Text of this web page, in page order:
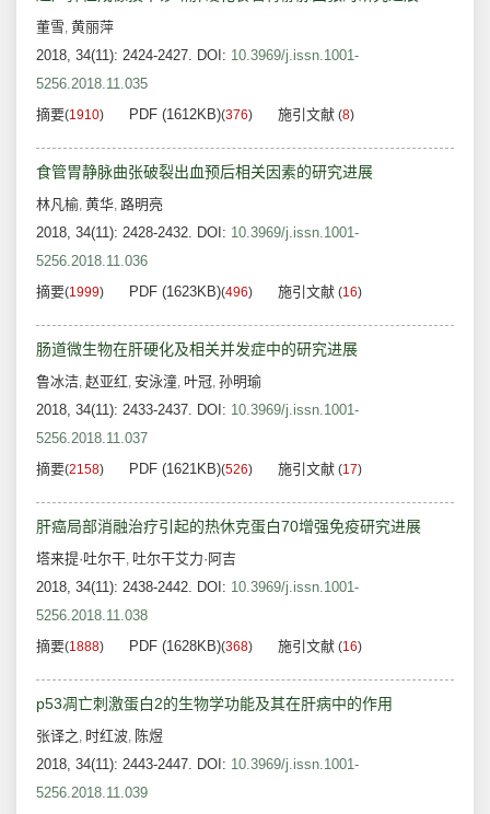
董雪, 黄丽萍
2018, 34(11): 2424-2427. DOI: 10.3969/j.issn.1001-
5256.2018.11.035
摘要(1910) PDF (1612KB)(376) 施引文献 (8)
食管胃静脉曲张破裂出血预后相关因素的研究进展
林凡榆, 黄华, 路明亮
2018, 34(11): 2428-2432. DOI: 10.3969/j.issn.1001-
5256.2018.11.036
摘要(1999) PDF (1623KB)(496) 施引文献 (16)
肠道微生物在肝硬化及相关并发症中的研究进展
鲁冰洁, 赵亚红, 安泳潼, 叶冠, 孙明瑜
2018, 34(11): 2433-2437. DOI: 10.3969/j.issn.1001-
5256.2018.11.037
摘要(2158) PDF (1621KB)(526) 施引文献 (17)
肝癌局部消融治疗引起的热休克蛋白70增强免疫研究进展
塔来提·吐尔干, 吐尔干艾力·阿吉
2018, 34(11): 2438-2442. DOI: 10.3969/j.issn.1001-
5256.2018.11.038
摘要(1888) PDF (1628KB)(368) 施引文献 (16)
p53凋亡刺激蛋白2的生物学功能及其在肝病中的作用
张译之 , 时红波, 陈煜
2018, 34(11): 2443-2447. DOI: 10.3969/j.issn.1001-
5256.2018.11.039